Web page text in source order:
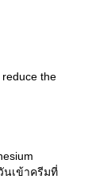
the
นเข้าครีมที่